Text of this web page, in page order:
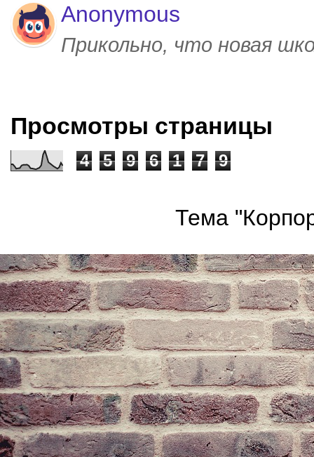
Anonymous
Прикольно, что новая
Просмотры страницы
4 5 9 6 1 7 9
Тема